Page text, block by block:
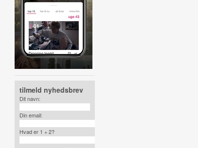
tilmeld nyhedsbrev
Dit navn:
Din email:
Hvad er 1 + 2?